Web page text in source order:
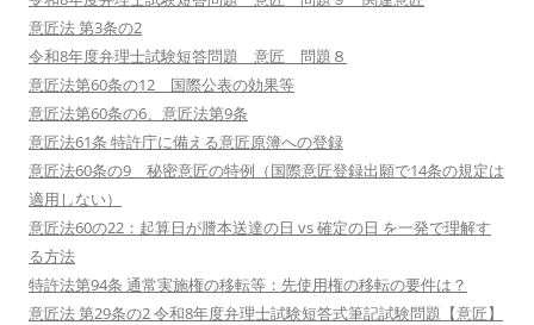
意匠法 第3条の2
令和8年度弁理士試験短答問題 意匠 問題８
意匠法第60条の12 国際公表の効果等
意匠法第60条の6、意匠法第9条
意匠法61条 特許庁に備える意匠原簿への登録
意匠法60条の9 秘密意匠の特例（国際意匠登録出願で14条の規定は
適用しない）
意匠法60の22：起算日が謄本送達の日 vs 確定の日 を一発で理解す
る方法
特許法第94条 通常実施権の移転等：先使用権の移転の要件は？
意匠法 第29条の2 令和8年度弁理士試験短答式筆記試験問題【意匠】